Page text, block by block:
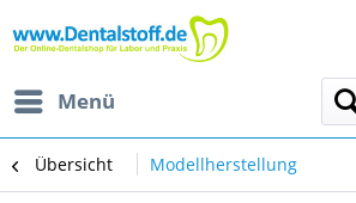
Menü
Übersicht Modellherstellung